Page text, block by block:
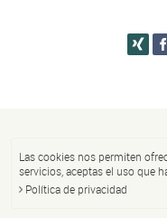
Las cookies nos permiten
servicios, aceptas el uso que
Política de privacidad